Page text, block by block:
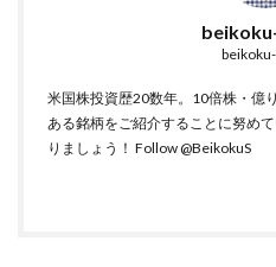
米国株投資歴20数年。10倍株・億
ある銘柄をご紹介することに努め
りましょう！ Follow @BeikokuS